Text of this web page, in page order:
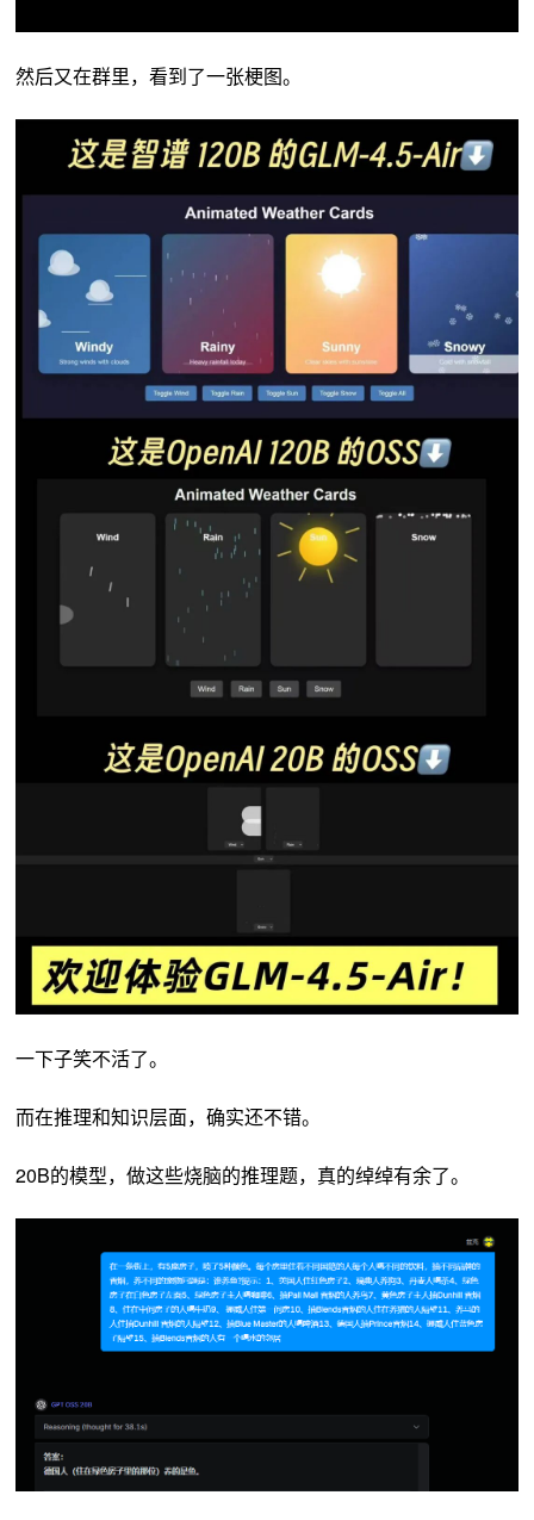
然后又在群里，看到了一张梗图。
一下子笑不活了。
而在推理和知识层面，确实还不错。
20B的模型，做这些烧脑的推理题，真的绰绰有余了。